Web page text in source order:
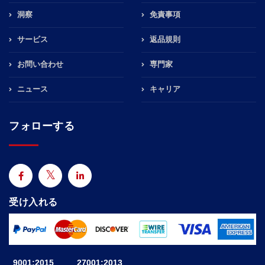
洞察
サービス
お問い合わせ
ニュース
免責事項
返品規則
専門家
キャリア
フォローする
受け入れる
9001:2015 27001:2013